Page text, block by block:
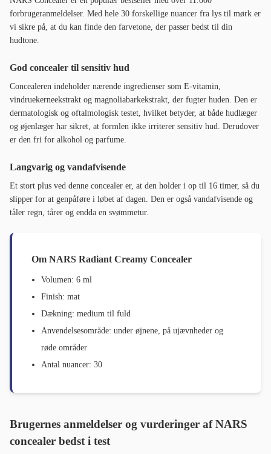
forbrugeranmeldelser. Med hele 30 forskellige nuancer fra lys til mørk er
vi sikre på, at du kan finde den farvetone, der passer bedst til din
hudtone.
God concealer til sensitiv hud
Concealeren indeholder nærende ingredienser som E-vitamin,
vindruekerneekstrakt og magnoliabarkekstrakt, der fugter huden. Den er
dermatologisk og oftalmologisk testet, hvilket betyder, at både hudlæger
og øjenlæger har sikret, at formlen ikke irriterer sensitiv hud. Derudover
er den fri for alkohol og parfume.
Langvarig og vandafvisende
Et stort plus ved denne concealer er, at den holder i op til 16 timer, så du
slipper for at genpåføre i løbet af dagen. Den er også vandafvisende og
tåler regn, tårer og endda en svømmetur.
Om NARS Radiant Creamy Concealer
Volumen: 6 ml
Finish: mat
Dækning: medium til fuld
Anvendelsesområde: under øjnene, på ujævnheder og
røde områder
Antal nuancer: 30
Brugernes anmeldelser og vurderinger af NARS
concealer bedst i test